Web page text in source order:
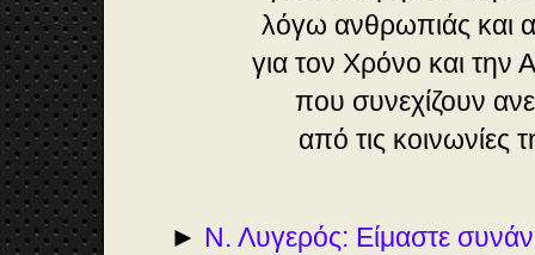
λόγω ανθρωπιάς και
για τον Χρόνο και την
που συνεχίζουν
από τις κοινωνίες
► Ν. Λυγερός: Είμαστε